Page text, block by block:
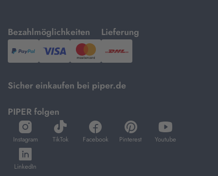
Bezahlmöglichkeiten
mit
PayPal,Visa
und
Lieferung
mit
DHL.
Sicher einkaufen bei piper.de
PIPER folgen
Instagram
öffnet
in
neuem
Tab
TikTok
öffnet
in
Facebook
öffnet
in
Pinterest
öffnet
in
Youtube
öffnet
in
LinkedIn
öffnet
in